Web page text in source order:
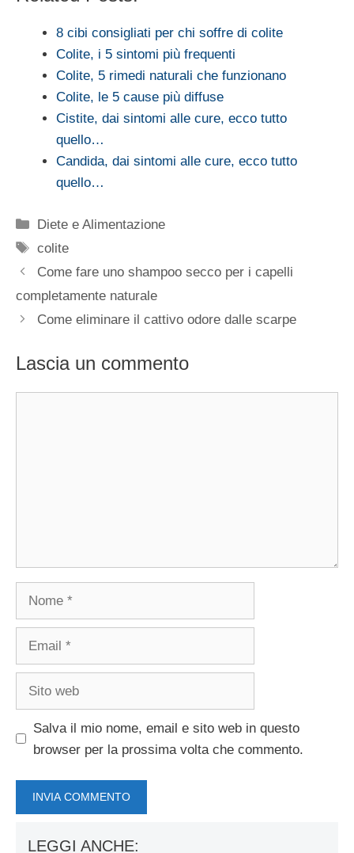
8 cibi consigliati per chi soffre di colite
Colite, i 5 sintomi più frequenti
Colite, 5 rimedi naturali che funzionano
Colite, le 5 cause più diffuse
Cistite, dai sintomi alle cure, ecco tutto
quello…
Candida, dai sintomi alle cure, ecco tutto
quello…
Categorie
Diete e Alimentazione
Tag
colite
Come fare uno shampoo secco per i capelli
completamente naturale
Come eliminare il cattivo odore dalle scarpe
Lascia un commento
Salva il mio nome, email e sito web in questo
browser per la prossima volta che commento.
LEGGI ANCHE: